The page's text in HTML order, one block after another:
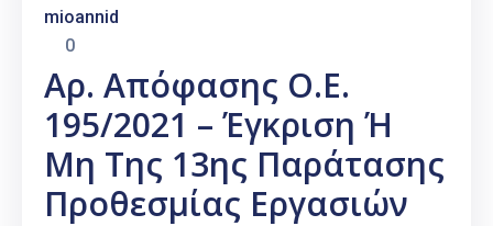
mioannid
0
Αρ. Απόφασης Ο.Ε.
195/2021 – Έγκριση Ή
Μη Της 13ης Παράτασης
Προθεσμίας Εργασιών